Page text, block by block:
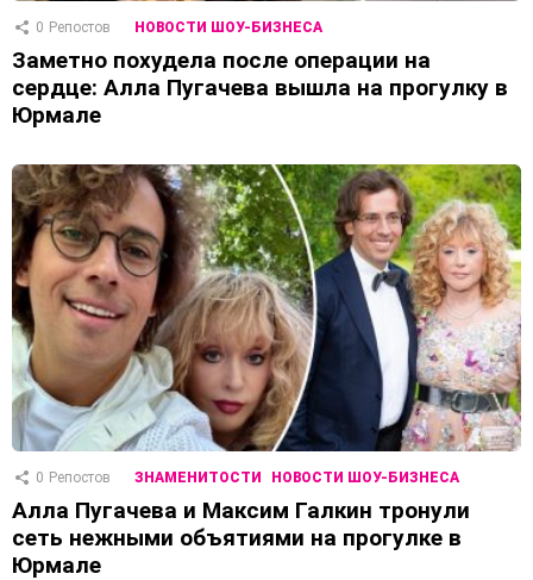
0 Репостов НОВОСТИ ШОУ-БИЗНЕСА
Заметно похудела после операции на
сердце: Алла Пугачева вышла на прогулку в
Юрмале
0 Репостов ЗНАМЕНИТОСТИ НОВОСТИ ШОУ-БИЗНЕСА
Алла Пугачева и Максим Галкин тронули
сеть нежными объятиями на прогулке в
Юрмале